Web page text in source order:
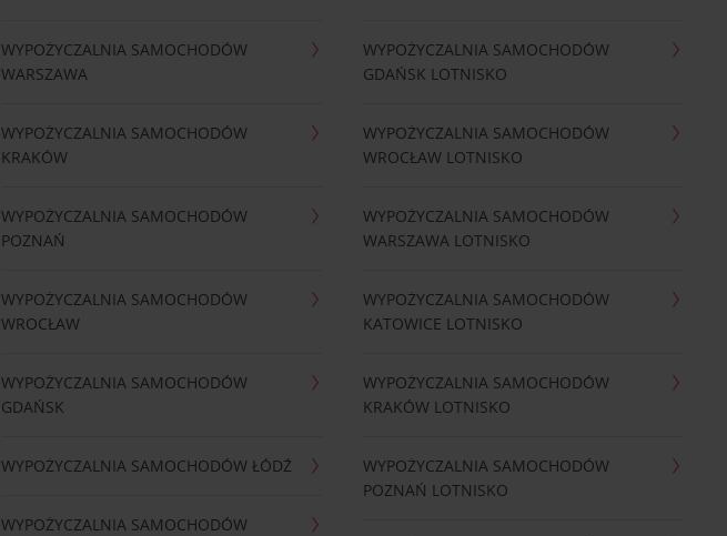
WYPOŻYCZALNIA SAMOCHODÓW
WARSZAWA
WYPOŻYCZALNIA SAMOCHODÓW
KRAKÓW
WYPOŻYCZALNIA SAMOCHODÓW
POZNAŃ
WYPOŻYCZALNIA SAMOCHODÓW
WROCŁAW
WYPOŻYCZALNIA SAMOCHODÓW
GDAŃSK
WYPOŻYCZALNIA SAMOCHODÓW ŁÓDŹ
WYPOŻYCZALNIA SAMOCHODÓW
WYPOŻYCZALNIA SAMOCHODÓW
GDAŃSK LOTNISKO
WYPOŻYCZALNIA SAMOCHODÓW
WROCŁAW LOTNISKO
WYPOŻYCZALNIA SAMOCHODÓW
WARSZAWA LOTNISKO
WYPOŻYCZALNIA SAMOCHODÓW
KATOWICE LOTNISKO
WYPOŻYCZALNIA SAMOCHODÓW
KRAKÓW LOTNISKO
WYPOŻYCZALNIA SAMOCHODÓW
POZNAŃ LOTNISKO